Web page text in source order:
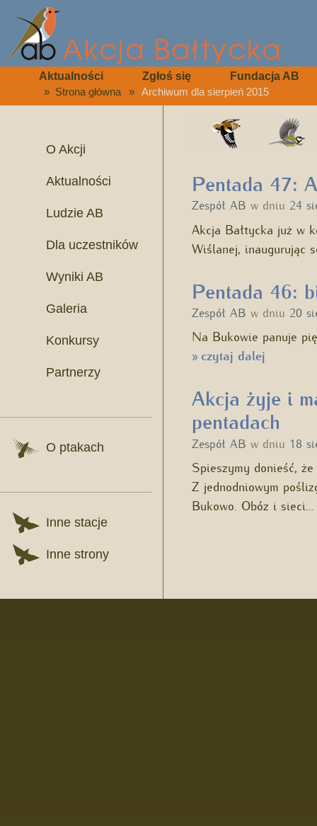
Aktualności Zgłoś się Fundacja AB
» Strona główna » Archiwum dla sierpień 2015
O Akcji
Aktualności
Ludzie AB
Dla uczestników
Wyniki AB
Galeria
Konkursy
Partnerzy
O ptakach
Inne stacje
Inne strony
Pentada 47:
Zespół AB w dniu 24
Akcja Bałtycka już w
Wiślanej, inaugurując
Pentada 46:
Zespół AB w dniu 20
Na Bukowie panuje
»czytaj dalej
Akcja żyje i
pentadach
Zespół AB w dniu 18
Spieszymy donieść,
Z jednodniowym
Bukowo. Obóz i sieci…